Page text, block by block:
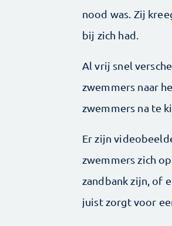
nood was. Zij
bij zich had.
Al vrij snel
zwemmers naar
zwemmers na te
Er zijn
zwemmers zich
zandbank zijn, of
juist zorgt voor